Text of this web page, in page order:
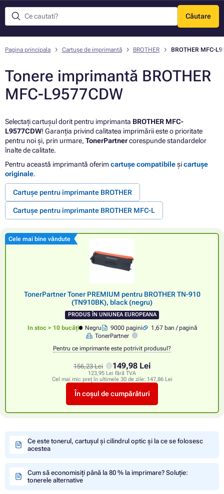
Căutare
Meniu
Pagina principala Cartușe de imprimantă BROTHER BROTHER MFC-
Tonere imprimantă BROTHER
MFC-L9577CDW
Selectați cartușul dorit pentru imprimanta BROTHER MFC-
L9577CDW! Garanția privind calitatea imprimării este o prioritate
pentru noi și, prin urmare, TonerPartnercorespunde standardelor
înalte de calitate.
Pentru această imprimantă oferimcartușe compatibileșicartușe
originale.
Cartușe pentru imprimante BROTHER
Cartușe pentru imprimante BROTHER MFC-L
Cele mai bine vândute
TonerPartner Toner PREMIUM pentru BROTHER TN-910
(TN910BK), black (negru)
PRODUS ÎN UNIUNEA EUROPEANA
In stoc > 10 bucăți Negru 9000 pagini
1,67 ban / pagină
TonerPartner
Pentru ce imprimante este potrivit produsul?
156,23 Lei 149,98 Lei
123,95 Lei fără TVA
Cel mai mic preț în ultimele 30 de zile: 147,86 Lei
În coșul de cumpărături
Ce este tonerul, cartușul și cilindrul optic și la ce se folosesc
acestea
Cum să economisiți până la 80 % la imprimare? Soluție:
tonerele alternative